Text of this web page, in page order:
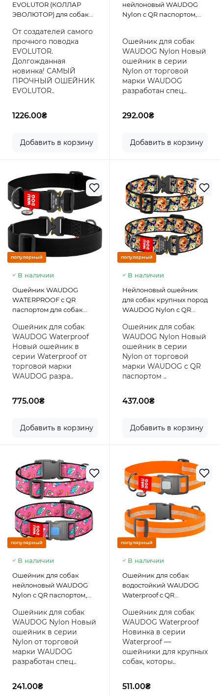
EVOLUTOR (КОЛЛАР
ЭВОЛЮТОР) для собак
ОЧЕНЬ крупных пород,
пряжка из
высокопрочного
авиационного алюминия
с площадкой для
гравировки, 25-70 см,
Черный
От создателей самого
прочного поводка
EVOLUTOR.
Долгожданная
новинка! САМЫЙ
ПРОЧНЫЙ ОШЕЙНИК
EVOLUTOR..
1226.00₴
Добавить в корзину
нейлоновый WAUDOG
Nylon c QR паспортом,
46-70 см 35 мм
Ошейник для собак
WAUDOG Nylon Новый
ошейник в серии
Nylon от торговой
марки WAUDOG
разработан спец..
292.00₴
Добавить в корзину
популярный
В наличии
Ошейник WAUDOG
WATERPROOF с QR
паспортом для собак
водоотталкивающего
материала COLLARTEX,
металлическая пряжка-
фастекс с площадкой для
гравировки, 46-70 см 40
мм Черный
Ошейник для собак
WAUDOG Waterproof
Новый ошейник в
серии Waterproof от
торговой марки
WAUDOG разра..
775.00₴
Добавить в корзину
популярный
В наличии
Нейлоновый ошейник
для собак крупных пород
WAUDOG Nylon с QR
"Гламурные черепа",
металлическая пряжка-
фастекс с площадкой для
гравировки, 46-70 см 35
мм
Ошейник для собак
WAUDOG Nylon Новый
ошейник в серии
Nylon от торговой
марки WAUDOG с QR
паспортом ..
437.00₴
Добавить в корзину
популярный
В наличии
Ошейник для собак
нейлоновый WAUDOG
Nylon c QR паспортом,
пластиковый фастекс 46-
70 см 35 мм
Ошейник для собак
WAUDOG Nylon Новый
ошейник в серии
Nylon от торговой
марки WAUDOG
разработан спец..
241.00₴
популярный
В наличии
Ошейник для собак
водостойкий WAUDOG
Waterproof с QR
светоотражающий,
пластиковый фастекс,
оранжевый, размер XXL,
46-70 см 40 мм
Ошейник для собак
WAUDOG Waterproof
Новинка в серии
Waterproof —
ошейники для крупных
собак, которы..
511.00₴